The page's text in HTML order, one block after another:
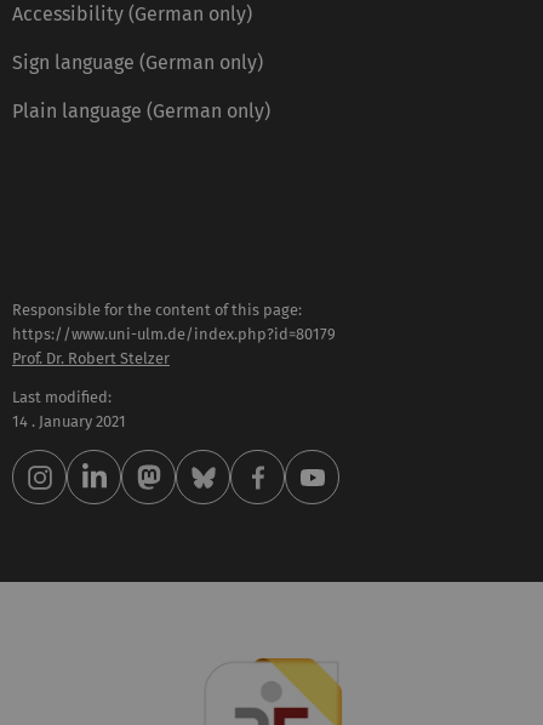
Accessibility (German only)
Sign language (German only)
Plain language (German only)
Responsible for the content of this page:
https://www.uni-ulm.de/index.php?id=80179
Prof. Dr. Robert Stelzer
Last modified:
14 . January 2021